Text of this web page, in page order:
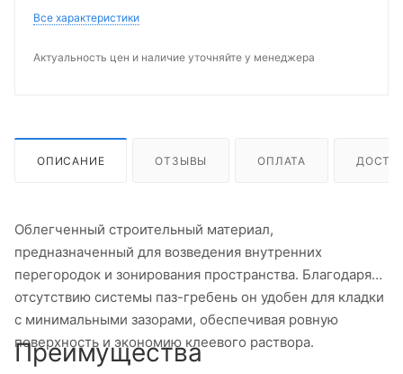
Все характеристики
Актуальность цен и наличие уточняйте у менеджера
ОПИСАНИЕ ОТЗЫВЫ ОПЛАТА
Облегченный строительный материал,
предназначенный для возведения внутренних
перегородок и зонирования пространства. Благодаря
отсутствию системы паз-гребень он удобен для кладки
с минимальными зазорами, обеспечивая ровную
поверхность и экономию клеевого раствора.
Преимущества